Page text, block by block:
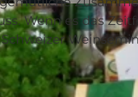
Wenn es das